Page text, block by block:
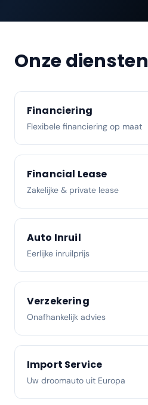
Onze diensten
Financiering
Flexibele financiering op maat
Financial Lease
Zakelijke & private lease
Auto Inruil
Eerlijke inruilprijs
Verzekering
Onafhankelijk advies
Import Service
Uw droomauto uit Europa